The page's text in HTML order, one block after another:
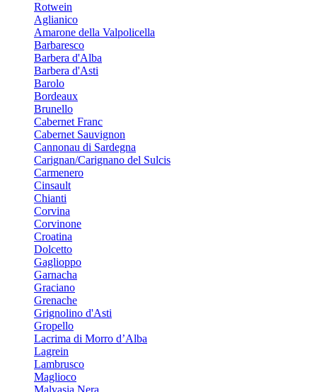
Rotwein
Aglianico
Amarone della Valpolicella
Barbaresco
Barbera d'Alba
Barbera d'Asti
Barolo
Bordeaux
Brunello
Cabernet Franc
Cabernet Sauvignon
Cannonau di Sardegna
Carignan/Carignano del Sulcis
Carmenero
Cinsault
Chianti
Corvina
Corvinone
Croatina
Dolcetto
Gaglioppo
Garnacha
Graciano
Grenache
Grignolino d'Asti
Gropello
Lacrima di Morro d’Alba
Lagrein
Lambrusco
Maglioco
Malvasia Nera